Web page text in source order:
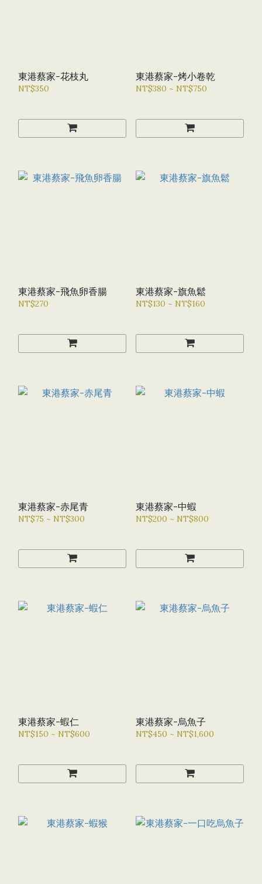
東港蔡家-花枝丸
NT$350
東港蔡家-烤小卷乾
NT$380 ~ NT$750
東港蔡家-飛魚卵香腸
NT$270
東港蔡家-旗魚鬆
NT$130 ~ NT$160
東港蔡家-赤尾青
NT$75 ~ NT$300
東港蔡家-中蝦
NT$200 ~ NT$800
東港蔡家-蝦仁
NT$150 ~ NT$600
東港蔡家-烏魚子
NT$450 ~ NT$1,600